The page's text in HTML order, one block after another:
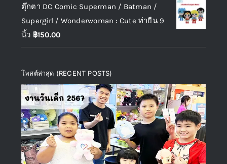
ตุ๊กตา DC Comic Superman / Batman /
Supergirl / Wonderwoman : Cute ท่ายืน 9
นิ้ว ฿150.00
โพสต์ล่าสุด (RECENT POSTS)